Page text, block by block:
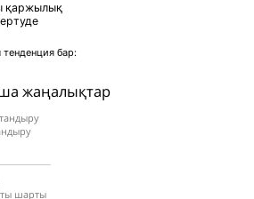
жаңалықтар
шарты
қаржылық
тенденция бар: